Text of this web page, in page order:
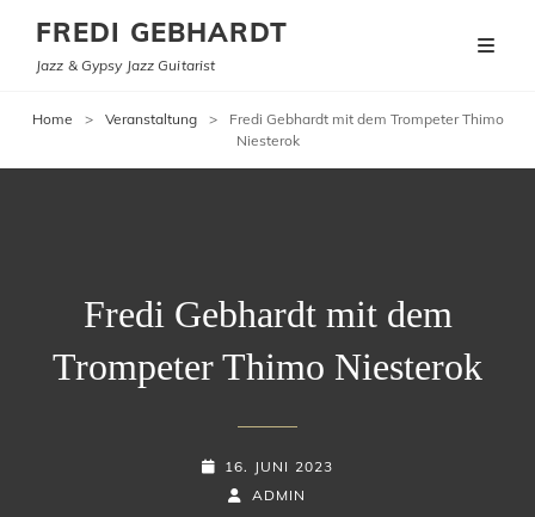
FREDI GEBHARDT
Jazz & Gypsy Jazz Guitarist
Home > Veranstaltung >
Fredi Gebhardt mit dem Trompeter Thimo
Niesterok
Fredi Gebhardt mit dem
Trompeter Thimo Niesterok
POSTED-
16. JUNI 2023
BY
BYLINE
ADMIN